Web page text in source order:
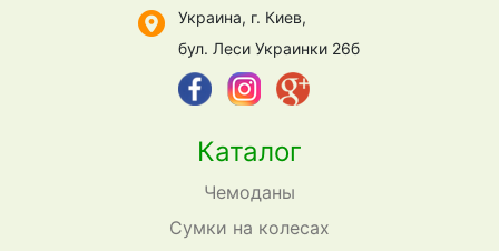
Каталог
Чемоданы
Сумки на колесах
Украина, г. Киев,
бул. Леси Украинки 26б